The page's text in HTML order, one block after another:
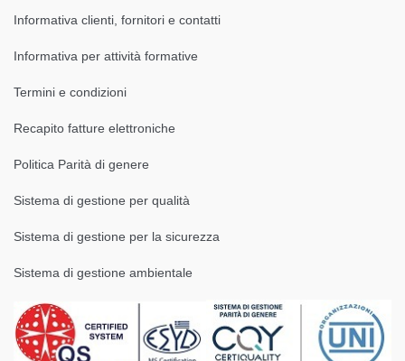
Informativa clienti, fornitori e contatti
Informativa per attività formative
Termini e condizioni
Recapito fatture elettroniche
Politica Parità di genere
Sistema di gestione per qualità
Sistema di gestione per la sicurezza
Sistema di gestione ambientale